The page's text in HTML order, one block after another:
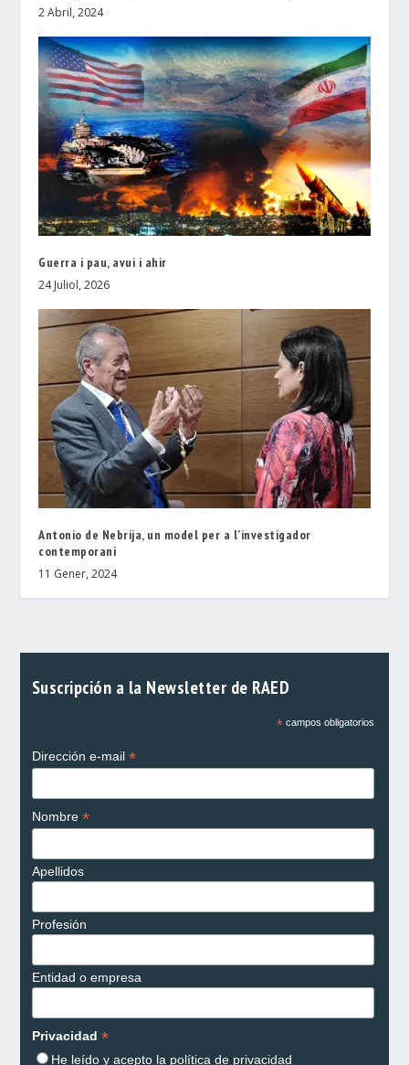
2 Abril, 2024
Guerra i pau, avui i ahir
24 Juliol, 2026
Antonio de Nebrija, un model per a l’investigador
contemporani
11 Gener, 2024
Suscripción a la Newsletter de RAED
*campos obligatorios
Dirección e-mail *
Nombre *
Apellidos
Profesión
Entidad o empresa
Privacidad *
He leído y acepto la política de privacidad